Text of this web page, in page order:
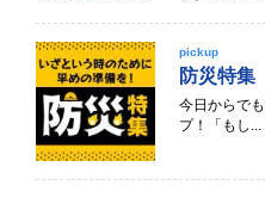
pickup
防災特集
今日からで
プ！「もし...